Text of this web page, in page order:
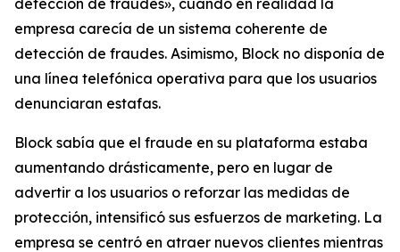
detección de fraudes», cuando en realidad la
empresa carecía de un sistema coherente de
detección de fraudes. Asimismo, Block no disponía de
una línea telefónica operativa para que los usuarios
denunciaran estafas.
Block sabía que el fraude en su plataforma estaba
aumentando drásticamente, pero en lugar de
advertir a los usuarios o reforzar las medidas de
protección, intensificó sus esfuerzos de marketing. La
empresa se centró en atraer nuevos clientes mientras